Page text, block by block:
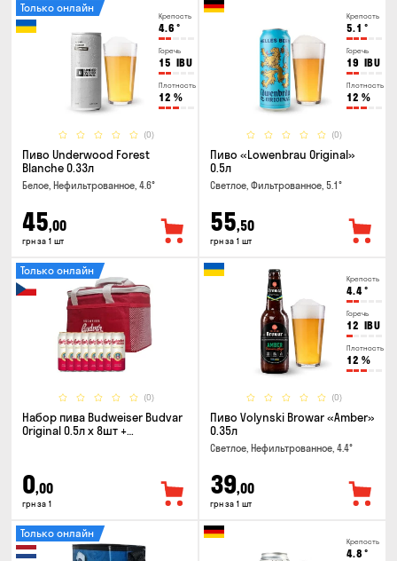
Крепость
4.6 °
Горечь
15 IBU
Плотность
12 %
(0)
Только онлайн
Пиво Underwood Forest
Blanche 0.33л
Белое, Нефильтрованное, 4.6°
45,00
грн за 1 шт
Крепость
5.1 °
Горечь
19 IBU
Плотность
12 %
(0)
Пиво «Lowenbrau Original»
0.5л
Светлое, Фильтрованное, 5.1°
55,50
грн за 1 шт
(0)
Только онлайн
Набор пива Budweiser Budvar
Original 0.5л x 8шт +
0,00
грн за 1
Крепость
4.4°
Горечь
12 IBU
Плотность
12 %
(0)
Пиво Volynski Browar «Amber»
0.35л
Светлое, Нефильтрованное, 4.4°
39,00
грн за 1 шт
Только онлайн
Крепость
4.8 °